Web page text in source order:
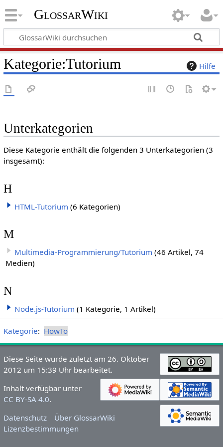
GlossarWiki
Hilfe
Kategorie:Tutorium
Unterkategorien
Diese Kategorie enthält die folgenden 3 Unterkategorien (3
insgesamt):
H
HTML-Tutorium (6 Kategorien)
M
Multimedia-Programmierung/Tutorium (46 Artikel, 74
Medien)
N
Node.js-Tutorium (1 Kategorie, 1 Artikel)
Kategorie: HowTo
Diese Seite wurde zuletzt am 26. Oktober
2012 um 15:39 Uhr bearbeitet.
Inhalt verfügbar unter
CC BY-SA 4.0.
Datenschutz
Über GlossarWiki
Lizenzbestimmungen